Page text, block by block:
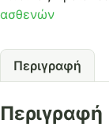
ασθενών
Περιγραφή
Περιγραφή